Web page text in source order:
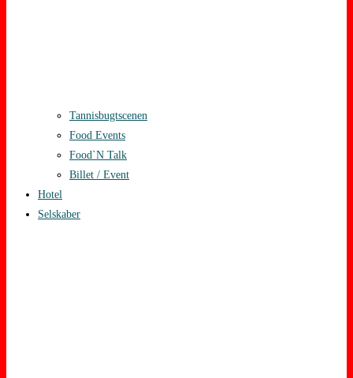
Tannisbugtscenen
Food Events
Food`N Talk
Billet / Event
Hotel
Selskaber